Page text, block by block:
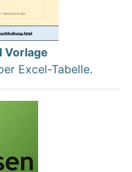
Vorlage
Excel-Tabelle.